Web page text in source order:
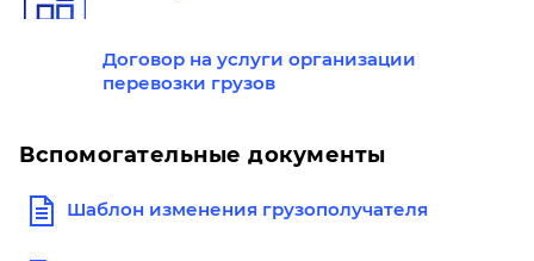
Договор на услуги организации
перевозки грузов
Вспомогательные документы
Шаблон изменения грузополучателя